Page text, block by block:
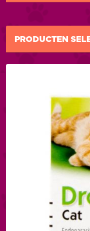
PRODUCTEN